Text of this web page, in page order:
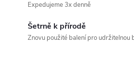
Expedujeme 3x denně
Šetrně k přírodě
Znovu použité balení pro udržitelnou